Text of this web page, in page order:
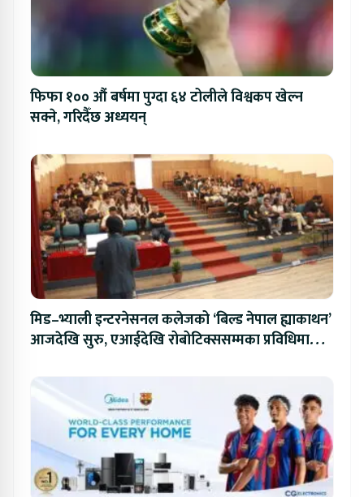
फिफा १०० औं बर्षमा पुग्दा ६४ टोलीले विश्वकप खेल्न
सक्ने, गरिदैँछ अध्ययन्
मिड–भ्याली इन्टरनेसनल कलेजको ‘बिल्ड नेपाल ह्याकाथन’
आजदेखि सुरु, एआईदेखि रोबोटिक्ससम्मका प्रविधिमा